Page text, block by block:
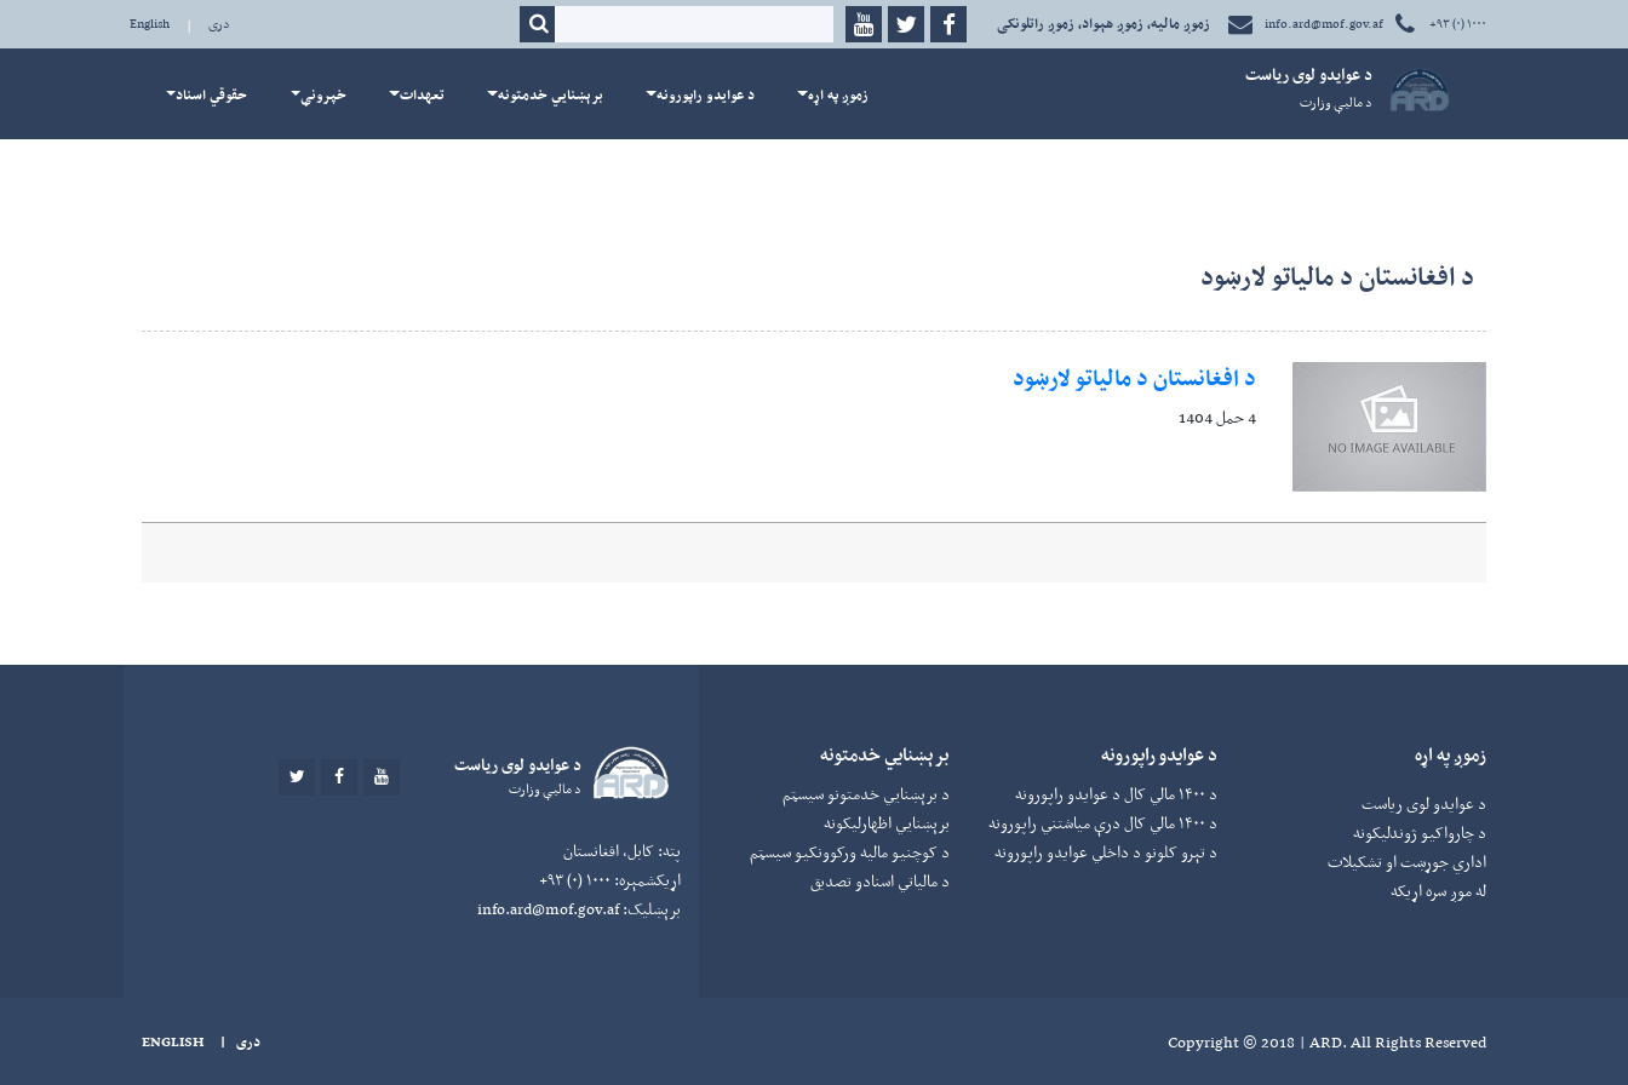
زموږ مالیه، زموږ هېواد، زموږ راتلونکی info.ard@mof.gov.af +۹۳ (۰) ۱۰۰۰ Search دری |
English
د عوايدو لوی رياست
د ماليې وزارت زموږ په اړه د عوايدو راپورونه برېښنايي خدمتونه تعهدات خپرونې حقوقي اسناد
د افغانستان د مالیاتو لارښود
د افغانستان د مالیاتو لارښود
4 حمل 1404
زموږ په اړه
د عوایدو لوی ریاست
د چارواکيو ژوندلیکونه
اداري جوړښت او تشکیلات
له موږ سره اړیکه
د عوایدو راپورونه
د ۱۴۰۰ مالي کال د عوایدو راپورونه
د ۱۴۰۰ مالي کال درې میاشتني راپورونه
د تېرو کلونو د داخلي عوایدو راپورونه
برېښنایي خدمتونه
د برېښنايي خدمتونو سیسټم
برېښنايي اظهارلیکونه
د کوچنیو مالیه ورکوونکيو سیسټم
د مالیاتي اسنادو تصدیق
د عوايدو لوی رياست
د ماليې وزارت
YOUTUBE
FACEBOOK
TWITTER
پته:کابل، افغانستان
اړیکشمېره:
برېښلیک:info.ard@mof.gov.af
Copyright © 2018 | ARD. All Rights Reserved دری |
ENGLISH